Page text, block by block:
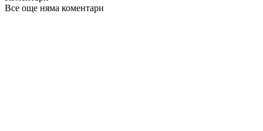
Все още няма коментари